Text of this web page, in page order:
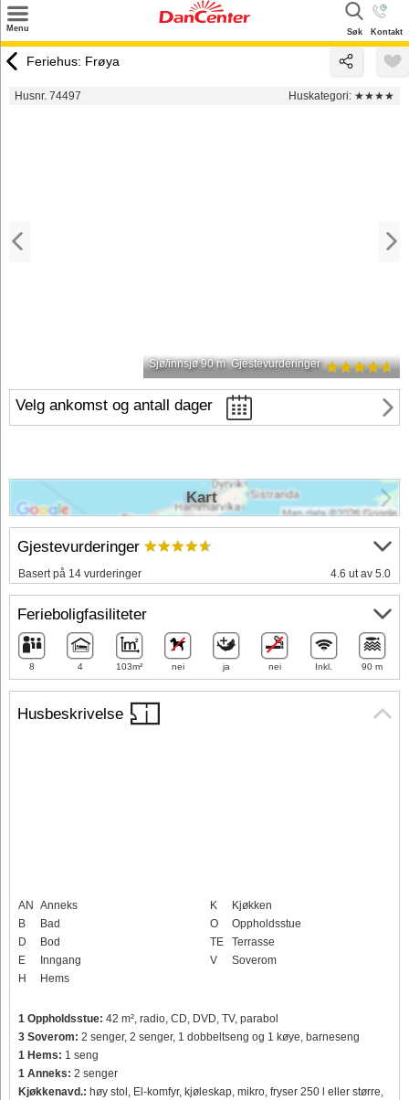
Menu Kontakt
Søk
Tilbud
Feriehus: Frøya
Husnr. 74497 Huskategori: ★★★★
Sjø/innsjø 90 m Gjestevurderinger
Velg ankomst og antall dager
Husbeskrivelse
AN Anneks
B
Bad
D
Bod
E
Inngang
H
Hems
K
Kjøkken
O
Oppholdsstue
TE
Terrasse
V
Soverom
1 Oppholdsstue: 42 m², radio, CD, DVD, TV, parabol
3 Soverom: 2 senger, 2 senger, 1 dobbeltseng og 1 køye, barneseng
1 Hems: 1 seng
1 Anneks: 2 senger
Kjøkkenavd.: høy stol, El-komfyr, kjøleskap, mikro, fryser 250 l eller større,
Gjestevurderinger
Basert på 14 vurderinger 4.6 ut av 5.0
Ferieboligfasiliteter
8 4 103m² nei ja nei Inkl. 90 m
Kart